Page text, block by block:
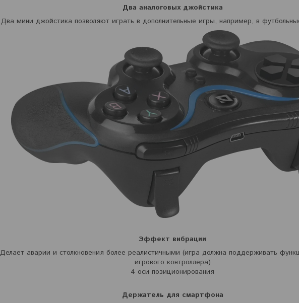
Два аналоговых джойстика
Два мини джойстика позволяют играть в дополнительные игры, например, в
Эффект вибрации
Делает аварии и столкновения более реалистичными (игра должна поддерживать
игрового контроллера)
4 оси позиционирования
Держатель для смартфона